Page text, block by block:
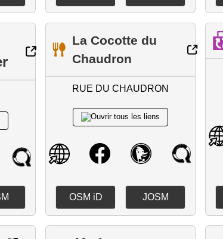
La Cocotte du
Chaudron
RUE DU CHAUDRON
OSM iD JOSM